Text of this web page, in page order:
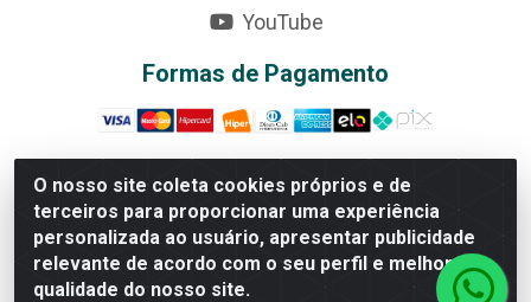
O nosso site coleta cookies próprios e de
terceiros para proporcionar uma experiência
personalizada ao usuário, apresentar publicidade
relevante de acordo com o seu perfil e melhorar a
qualidade do nosso site.
YouTube
Formas de Pagamento
Rede Brasil - Avenida Universitária, nº 3860, Jardim das
Américas II Etapa - Anápolis/GO - CEP 75070-415 -
CNPJ 07.728.073/0002-24